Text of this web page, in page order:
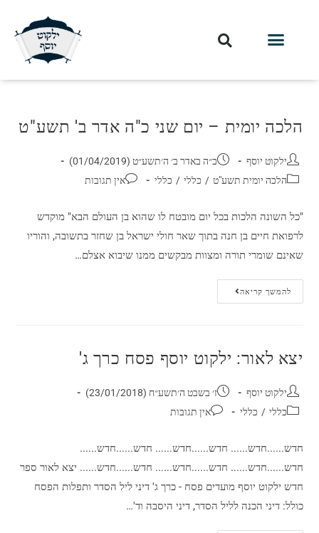
הלכה יומית – יום שני כ"ה אדר ב' תשע"ט
ילקוט יוסף
כ״ה באדר ב׳ ה׳תשע״ט (01/04/2019)
הלכה יומית תשע"ט / כללי / כללי אין תגובות
"כל השונה הלכות בכל יום מובטח לו שהוא בן העולם הבא" מוקדש
לרפואת חיים בן חנה בתוך שאר חולי ישראל בן שחזר בתשובה, והוריו
שאינם שומרי תורה ומצוות מבקשים ממנו שיבוא אצלם…
להמשך קריאה
יצא לאור: ילקוט יוסף פסח כרך ג'
ילקוט יוסף
ז׳ בשבט ה׳תשע״ח (23/01/2018)
כללי / כללי אין תגובות
חדש......חדש...... חדש......חדש...... חדש......חדש......
חדש......חדש...... חדש......חדש...... חדש......חדש...... יצא לאור ספר
חדש ילקוט יוסף מועדים פסח - כרך ג' דיני ליל הסדר ותפלות הפסח
כולל: דיני הכנה לליל הסדר, דיני היסבה וד'…